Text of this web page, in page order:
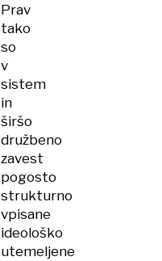
Prav
tako
so
v
sistem
in
širšo
družbeno
zavest
pogosto
strukturno
vpisane
ideološko
utemeljene